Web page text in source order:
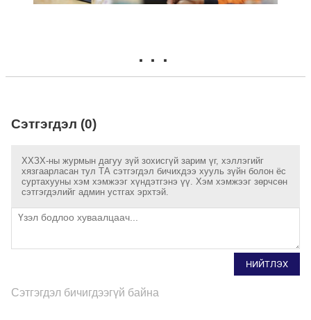
Сэтгэгдэл (0)
ХХЗХ-ны журмын дагуу зүй зохисгүй зарим үг, хэллэгийг
хязгаарласан тул ТА сэтгэгдэл бичихдээ хууль зүйн болон ёс
суртахууны хэм хэмжээг хүндэтгэнэ үү. Хэм хэмжээг зөрчсөн
сэтгэгдэлийг админ устгах эрхтэй.
НИЙТЛЭХ
Сэтгэгдэл бичигдээгүй байна